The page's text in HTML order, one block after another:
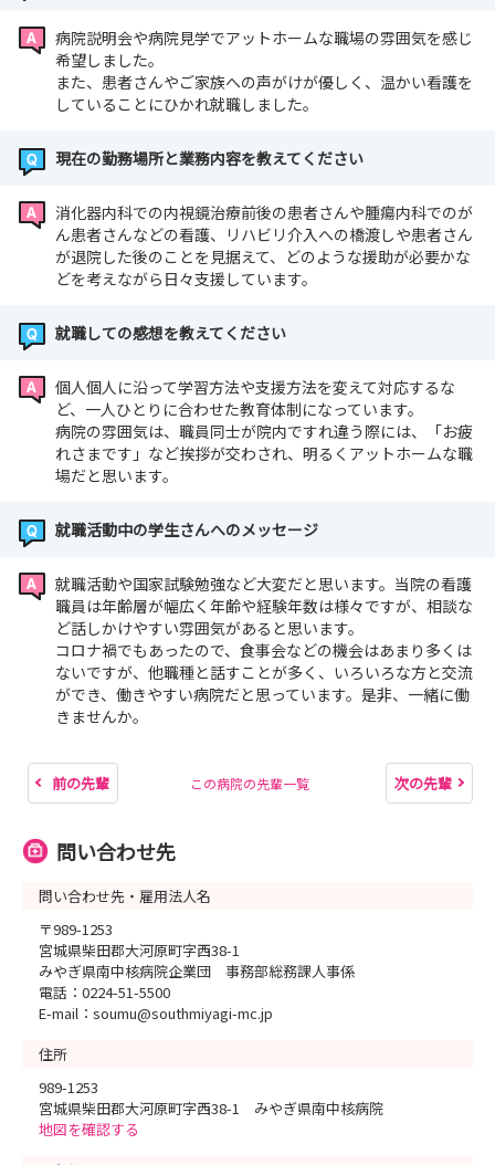
病院説明会や病院見学でアットホームな職場の雰囲気を感じ
希望しました。
また、患者さんやご家族への声がけが優しく、温かい看護を
していることにひかれ就職しました。
現在の勤務場所と業務内容を教えてください
消化器内科での内視鏡治療前後の患者さんや腫瘍内科でのが
ん患者さんなどの看護、リハビリ介入への橋渡しや患者さん
が退院した後のことを見据えて、どのような援助が必要かな
どを考えながら日々支援しています。
就職しての感想を教えてください
個人個人に沿って学習方法や支援方法を変えて対応するな
ど、一人ひとりに合わせた教育体制になっています。
病院の雰囲気は、職員同士が院内ですれ違う際には、「お疲
れさまです」など挨拶が交わされ、明るくアットホームな職
場だと思います。
就職活動中の学生さんへのメッセージ
就職活動や国家試験勉強など大変だと思います。当院の看護
職員は年齢層が幅広く年齢や経験年数は様々ですが、相談な
ど話しかけやすい雰囲気があると思います。
コロナ禍でもあったので、食事会などの機会はあまり多くは
ないですが、他職種と話すことが多く、いろいろな方と交流
ができ、働きやすい病院だと思っています。是非、一緒に働
きませんか。
前の先輩 この病院の先輩一覧 次の先輩
問い合わせ先
問い合わせ先・雇用法人名
〒989-1253
宮城県柴田郡大河原町字西38-1
みやぎ県南中核病院企業団 事務部総務課人事係
電話：0224-51-5500
E-mail：soumu@southmiyagi-mc.jp
住所
989-1253
宮城県柴田郡大河原町字西38-1 みやぎ県南中核病院
地図を確認する